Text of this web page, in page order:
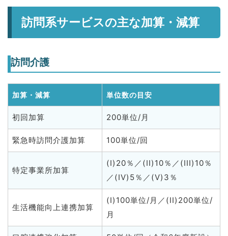
訪問系サービスの主な加算・減算
訪問介護
加算・減算 単位数の目安
初回加算 200単位/月
緊急時訪問介護加算 100単位/回
特定事業所加算
(I)20％／(II)10％／(III)10％
／(IV)5％／(V)3％
生活機能向上連携加算
(I)100単位/月／(II)200単位/
月